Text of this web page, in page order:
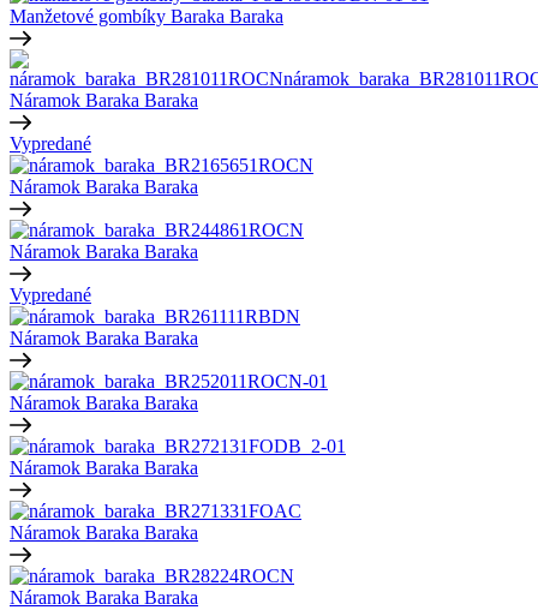
Manžetové gombíky Baraka Baraka
Náramok Baraka Baraka
Vypredané
Náramok Baraka Baraka
Náramok Baraka Baraka
Vypredané
Náramok Baraka Baraka
Náramok Baraka Baraka
Náramok Baraka Baraka
Náramok Baraka Baraka
Náramok Baraka Baraka